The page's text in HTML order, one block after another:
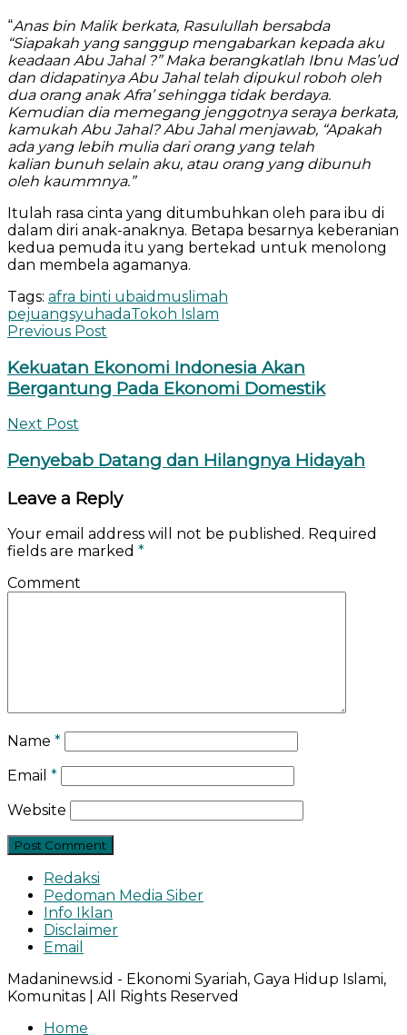
“Anas bin Malik berkata, Rasulullah bersabda
“Siapakah yang sanggup mengabarkan kepada aku
keadaan Abu Jahal ?” Maka berangkatlah Ibnu Mas’ud
dan didapatinya Abu Jahal telah dipukul roboh oleh
dua orang anak Afra’ sehingga tidak berdaya.
Kemudian dia memegang jenggotnya seraya berkata,
kamukah Abu Jahal? Abu Jahal menjawab, “Apakah
ada yang lebih mulia dari orang yang telah
kalian bunuh selain aku, atau orang yang dibunuh
oleh kaummnya.”
Itulah rasa cinta yang ditumbuhkan oleh para ibu di
dalam diri anak-anaknya. Betapa besarnya keberanian
kedua pemuda itu yang bertekad untuk menolong
dan membela agamanya.
Tags: afra binti ubaid muslimah
pejuangsyuhadaTokoh Islam
Previous Post
Kekuatan Ekonomi Indonesia Akan
Bergantung Pada Ekonomi Domestik
Next Post
Penyebab Datang dan Hilangnya Hidayah
Leave a Reply
Your email address will not be published. Required
fields are marked *
Comment
Name *
Email *
Website
Redaksi
Pedoman Media Siber
Info Iklan
Disclaimer
Email
Madaninews.id - Ekonomi Syariah, Gaya Hidup Islami,
Komunitas | All Rights Reserved
Home